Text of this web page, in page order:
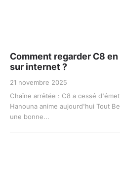
Comment regarder C8
sur internet ?
21 novembre 2025
Chaîne arrêtée : C8 a cessé
Hanouna anime aujourd'hui Tout
une bonne...